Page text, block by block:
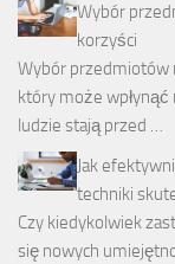
Wybór
korzyści
Wybór przedmiotów
który może wpłynąć
ludzie stają przed …
Jak
techniki
Czy kiedykolwiek
się nowych